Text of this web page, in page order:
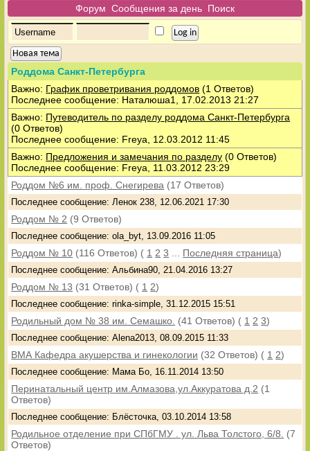
Форум Сообщения за день Поиск
Новая тема
Роддома Санкт-Петербурга
Важно: График проветривания роддомов (1 Ответов)
Последнее сообщение: Наталюша1, 17.02.2013 21:27
Важно: Путеводитель по разделу роддома Санкт-Петербурга
(0 Ответов)
Последнее сообщение: Freya, 12.03.2012 11:45
Важно: Предложения и замечания по разделу (0 Ответов)
Последнее сообщение: Freya, 11.03.2012 23:29
Роддом №6 им. проф. Снегирева (17 Ответов)
Последнее сообщение: Ленок 238, 12.06.2021 17:30
Роддом № 2 (9 Ответов)
Последнее сообщение: ola_byt, 13.09.2016 11:05
Роддом № 10 (116 Ответов) ( 1 2 3 Последняя страница)
Последнее сообщение: Альбина90, 21.04.2016 13:27
Роддом № 13 (31 Ответов) ( 1 2)
Последнее сообщение: rinka-simple, 31.12.2015 15:51
Родильный дом № 38 им. Семашко. (41 Ответов) ( 1 2 3)
Последнее сообщение: Alena2013, 08.09.2015 11:33
ВМА Кафедра акушерства и гинекологии (32 Ответов) ( 1 2)
Последнее сообщение: Мама Бо, 16.11.2014 13:50
Перинатальный центр им.Алмазова,ул.Аккуратова д.2 (1
Ответов)
Последнее сообщение: Блёсточка, 03.10.2014 13:58
Родильное отделение при СПбГМУ . ул. Льва Толстого, 6/8.
(7
Ответов)